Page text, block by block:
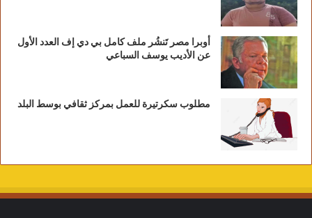
أوبرا مصر تَنشُر ملف كامل بي دي إف العدد الأول
عن الأديب يوسف السباعي
مطلوب سكرتيرة للعمل بمركز ثقافي بوسط البلد